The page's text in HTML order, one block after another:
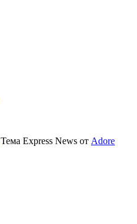
Тема Express News от Adore